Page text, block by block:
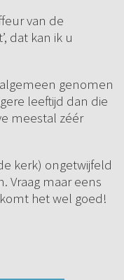
van de
dat kan ik u
genomen
leeftijd dan die
meestal zéér
kerk) ongetwijfeld
Vraag maar eens
het wel goed!